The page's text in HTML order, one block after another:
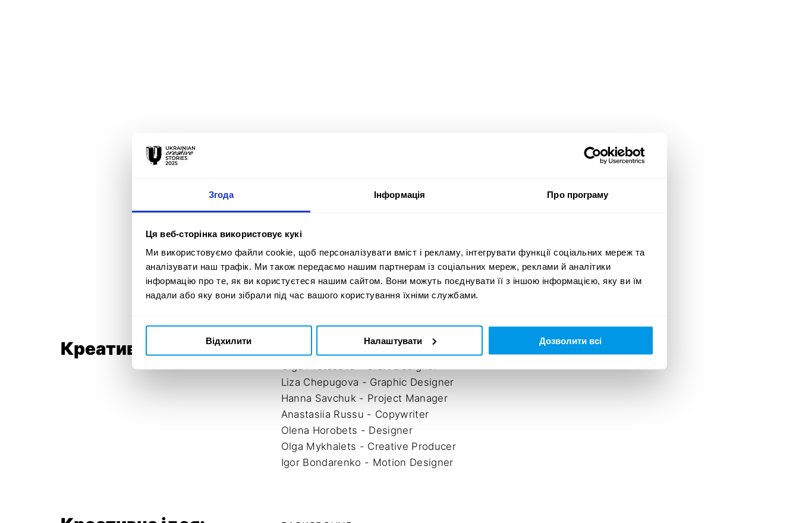
Згода Інформація Про програму
Ця веб-сторінка використовує кукі
Ми використовуємо файли cookie, щоб персоналізувати вміст і рекламу, інтегрувати функції соціальних мереж та
аналізувати наш трафік. Ми також передаємо нашим партнерам із соціальних мереж, реклами й аналітики
інформацію про те, як ви користуєтеся нашим сайтом. Вони можуть поєднувати її з іншою інформацією, яку ви їм
надали або яку вони зібрали під час вашого користування їхніми службами.
Відхилити Налаштувати Дозволити всі
SHAPING BETTER CARE
Україна
Блок/Конкурс/Категорія:
A. GRAPHIC DESIGN & BRANDING
/ A14. ILLUSTRATION &
PHOTOGRAPHY
Нагорода:
UNICEF Ukraine
Рік:
2023
Креативна команда:
Iryna Pavlova - Art Director
Liza Chepugova - Graphic Designer
Hanna Savchuk - Project Manager
Anastasiia Russu - Copywriter
Olena Horobets - Designer
Olga Mykhalets - Creative Producer
Igor Bondarenko - Motion Designer